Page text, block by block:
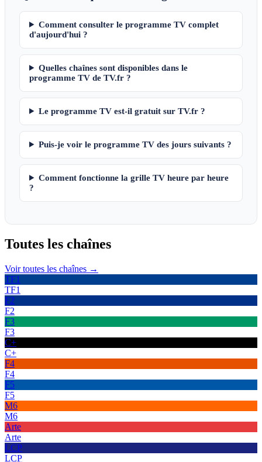
Comment consulter le programme TV complet
d'aujourd'hui ?
Quelles chaînes sont disponibles dans le
programme TV de TV.fr ?
Le programme TV est-il gratuit sur TV.fr ?
Puis-je voir le programme TV des jours suivants ?
Comment fonctionne la grille TV heure par heure
?
Toutes les chaînes
Voir toutes les chaînes →
TF1
TF1
F2
F2
F3
F3
C+
C+
F4
F4
F5
F5
M6
M6
Arte
Arte
LCP
LCP